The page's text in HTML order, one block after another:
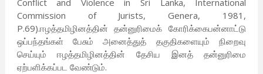
Conflict and Violence in Sri Lanka, International
Commission of Jurists, Genera, 1981,
P.69).ஈழத்தமிழினத்தின் தன்னுரிமைக் கோரிக்கைபன்னாட்டு
ஒப்பந்தங்கள் பேசும் அனைத்துத் தகுதிகளையும் நிறைவு
செய்யும் ஈழத்தமிழினத்தின் தேசிய இனத் தன்னுரிமை
ஏற்பளிக்கப்பட வேண்டும்.